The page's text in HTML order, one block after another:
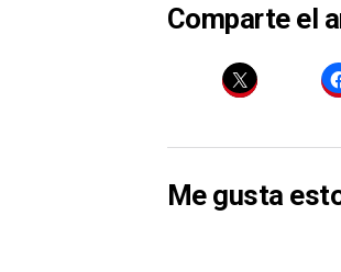
Comparte el
Me gusta